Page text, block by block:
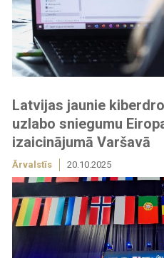
Latvijas jaunie
uzlabo sniegumu
izaicinājumā Varšavā
Ārvalstīs 20.10.2025